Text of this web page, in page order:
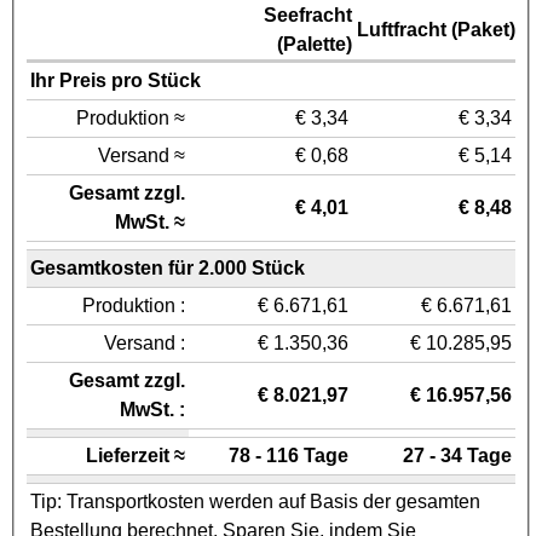
Seefracht
(Palette)
Luftfracht (Paket)
Ihr Preis pro Stück
Produktion ≈
€ 3,34
€ 3,34
Versand ≈
€ 0,68
€ 5,14
Gesamt zzgl.
MwSt. ≈
€ 4,01 € 8,48
Gesamtkosten für 2.000 Stück
Produktion :
€ 6.671,61
€ 6.671,61
Versand :
€ 1.350,36
€ 10.285,95
Gesamt zzgl.
MwSt. :
€ 8.021,97 € 16.957,56
Lieferzeit ≈ 78 - 116 Tage 27 - 34 Tage
Tip: Transportkosten werden auf Basis der gesamten
Bestellung berechnet. Sparen Sie, indem Sie